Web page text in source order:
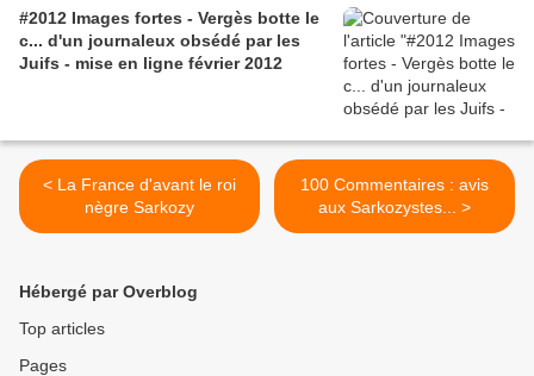
#2012 Images fortes - Vergès botte le
c... d'un journaleux obsédé par les
Juifs - mise en ligne février 2012
< La France d'avant le roi
nègre Sarkozy
100 Commentaires : avis
aux Sarkozystes... >
Hébergé par Overblog
Top articles
Pages